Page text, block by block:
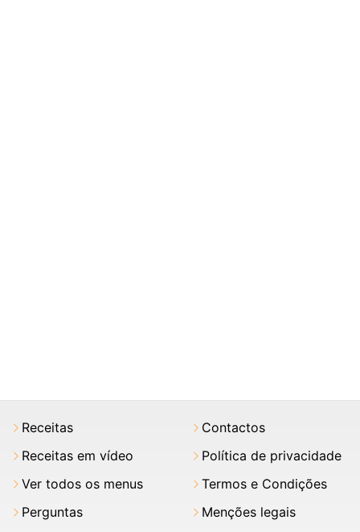
Receitas
Receitas em vídeo
Ver todos os menus
Perguntas
Contactos
Política de privacidade
Termos e Condições
Menções legais